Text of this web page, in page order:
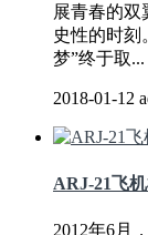
展青春的双
史性的时刻
梦”终于取...
2018-01-12
ARJ-21飞
2012年6月